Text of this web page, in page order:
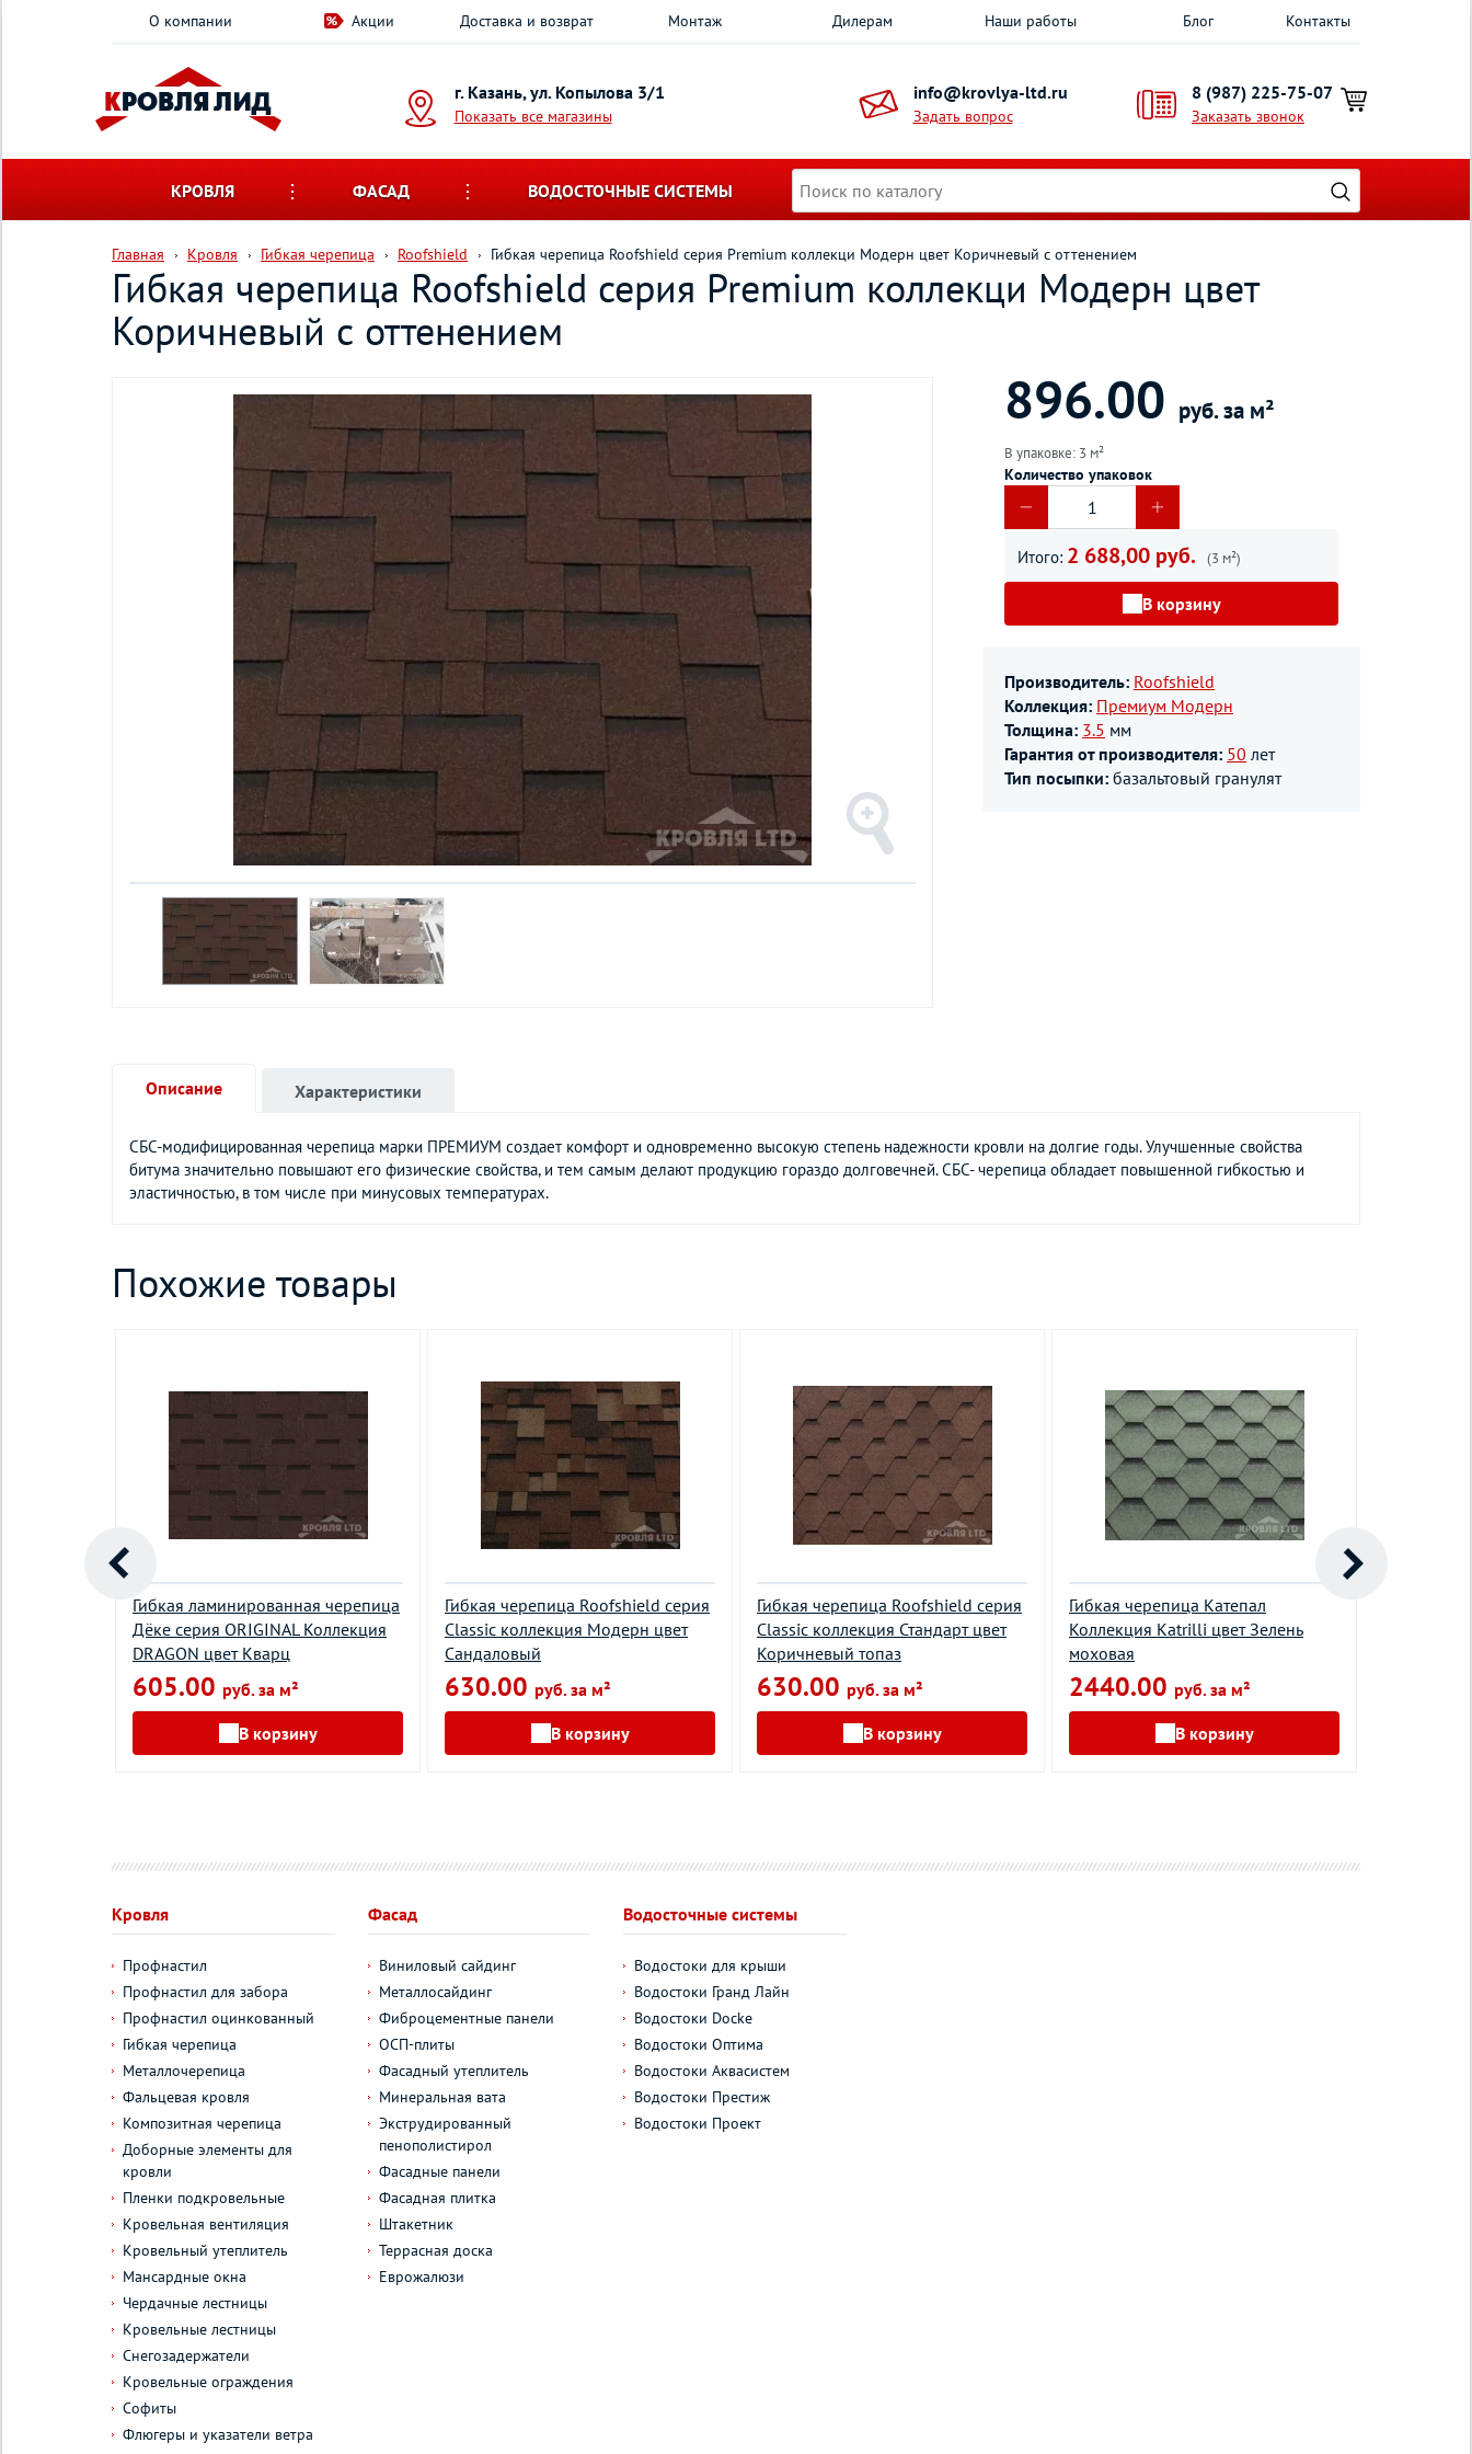
О компании Акции Доставка и возврат Монтаж Дилерам Наши работы Блог Контакты
г. Казань, ул. Копылова 3/1
Показать все магазины
info@krovlya-ltd.ru
Задать вопрос
8 (987) 225-75-07
Заказать звонок
КРОВЛЯ ФАСАД ВОДОСТОЧНЫЕ СИСТЕМЫ
Главная Кровля Гибкая черепица Roofshield Гибкая черепица Roofshield серия Premium коллекци Модерн цвет Коричневый с оттенением
Гибкая черепица Roofshield серия Premium коллекци Модерн цвет
Коричневый с оттенением
896.00 руб. за м²
В упаковке: 3 м²
Количество упаковок
Итого: 2 688,00 руб. (3 м²)
В корзину
Производитель: Roofshield
Коллекция: Премиум Модерн
Толщина: 3.5 мм
Гарантия от производителя: 50 лет
Тип посыпки: базальтовый гранулят
Описание
СБС-модифицированная черепица марки ПРЕМИУМ создает комфорт и одновременно высокую степень надежности кровли на долгие годы. Улучшенные свойства
битума значительно повышают его физические свойства, и тем самым делают продукцию гораздо долговечней. СБС- черепица обладает повышенной гибкостью и
эластичностью, в том числе при минусовых температурах.
Характеристики
Похожие товары
Гибкая ламинированная черепица
Дёке серия ORIGINAL Коллекция
DRAGON цвет Кварц
605.00 руб. за м²
В корзину
Гибкая черепица Roofshield серия
Classic коллекция Модерн цвет
Сандаловый
630.00 руб. за м²
В корзину
Гибкая черепица Roofshield серия
Classic коллекция Стандарт цвет
Коричневый топаз
630.00 руб. за м²
В корзину
Гибкая черепица Катепал
Коллекция Katrilli цвет Зелень
моховая
2440.00 руб. за м²
В корзину
Кровля
Профнастил
Профнастил для забора
Профнастил оцинкованный
Гибкая черепица
Металлочерепица
Фальцевая кровля
Композитная черепица
Доборные элементы для
кровли
Пленки подкровельные
Кровельная вентиляция
Кровельный утеплитель
Мансардные окна
Чердачные лестницы
Кровельные лестницы
Снегозадержатели
Кровельные ограждения
Софиты
Флюгеры и указатели ветра
Фасад
Виниловый сайдинг
Металлосайдинг
Фиброцементные панели
ОСП-плиты
Фасадный утеплитель
Минеральная вата
Экструдированный
пенополистирол
Фасадные панели
Фасадная плитка
Штакетник
Террасная доска
Еврожалюзи
Водосточные системы
Водостоки для крыши
Водостоки Гранд Лайн
Водостоки Docke
Водостоки Оптима
Водостоки Аквасистем
Водостоки Престиж
Водостоки Проект